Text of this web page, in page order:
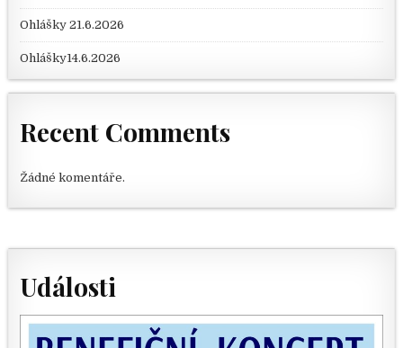
Ohlášky 21.6.2026
Ohlášky14.6.2026
Recent Comments
Žádné komentáře.
Události